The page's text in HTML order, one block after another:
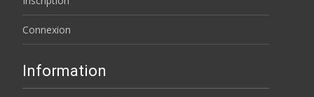
Connexion
Information